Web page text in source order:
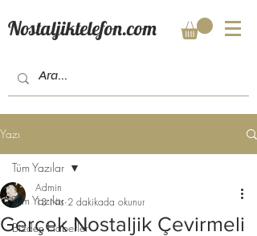
Nostaljiktelefon.com
Yazı
Tüm Yazılar
Bizden Haberler
Tüm Yazılar
Gerçek Nostaljik Çevirmeli
Admin
13 Nis 2 dakikada okunur